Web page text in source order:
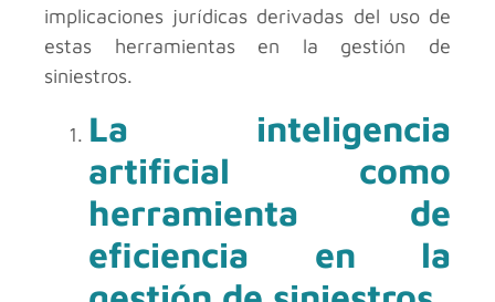
implicaciones jurídicas derivadas del uso de
estas herramientas en la gestión de
siniestros.
La inteligencia
artificial como
herramienta de
eficiencia en la